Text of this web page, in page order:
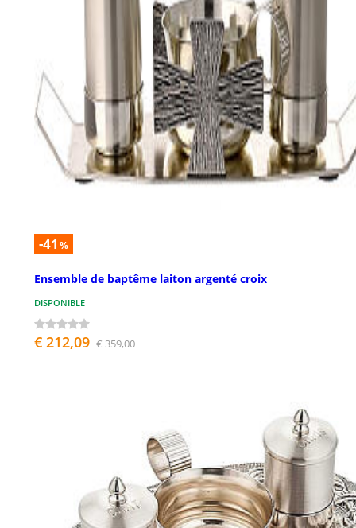
-41 %
Ensemble de baptême laiton argenté croix
DISPONIBLE
€ 212,09 € 359,00